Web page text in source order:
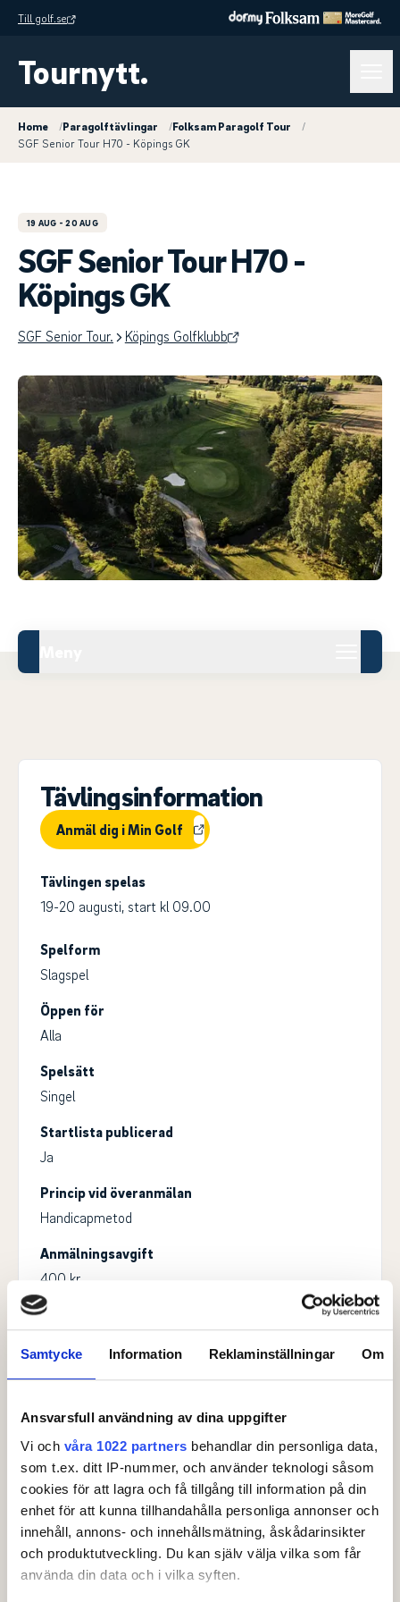
Samtycke Information Reklaminställningar Om
Ansvarsfull användning av dina uppgifter
Vi och våra 1022 partners behandlar din personliga data,
som t.ex. ditt IP-nummer, och använder teknologi såsom
cookies för att lagra och få tillgång till information på din
enhet för att kunna tillhandahålla personliga annonser och
innehåll, annons- och innehållsmätning, åskådarinsikter
och produktutveckling. Du kan själv välja vilka som får
använda din data och i vilka syften.
Till golf.se
Tournytt.
Home /Paragolftävlingar /Folksam Paragolf Tour
/
SGF Senior Tour H70 - Köpings GK
19 AUG - 20 AUG
SGF Senior Tour H70 -
Köpings GK
SGF Senior Tour. Köpings Golfklubb
Tävlingsinformation
Anmäl dig i Min Golf
Tävlingen spelas
19-20 augusti, start kl 09.00
Spelform
Slagspel
Öppen för
Alla
Spelsätt
Singel
Startlista publicerad
Ja
Princip vid överanmälan
Handicapmetod
Anmälningsavgift
400 kr
Beskrivning:
Anmälningsavgiften är 1 000 kr. 400 kr betalas i
Om du lämnar återbud efter anmälningstidens utgång
ska du meddela arrangörsklubben. Du är då
också skyldig att betala hela anmälningsavgiften på 1
000 kr såvida du inte har godtagbara skäl (sjukdom,
skada).